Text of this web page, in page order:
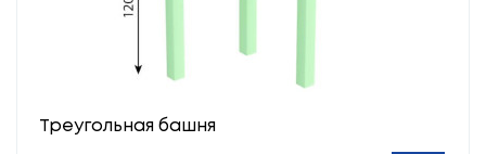
Треугольная башня